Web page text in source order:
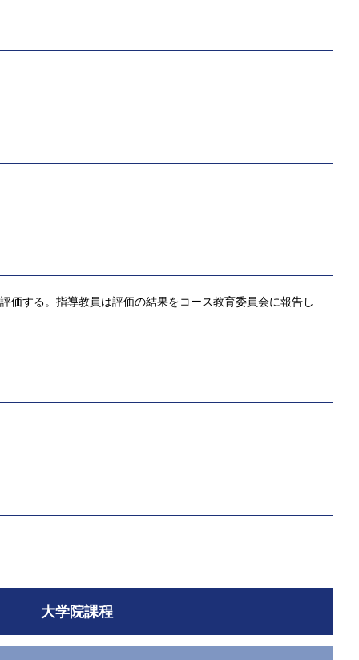
価する。指導教員は評価の結果をコース教育委員会に報告し
大学院課程